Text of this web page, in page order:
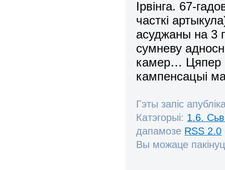
Ірвінга. 67-
часткі
асуджаны на 3
сумневу
камер… Цяпер
кампенсацыі
Гэты запіс
Катэгорыі: 1.6.
дапамозе RSS 2.0
Вы можаце